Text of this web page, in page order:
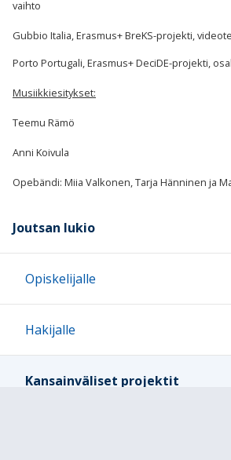
vaihto
Gubbio Italia, Erasmus+ BreKS-projekti,
Porto Portugali, Erasmus+ DeciDE-projekti,
Musiikkiesitykset:
Teemu Rämö
Anni Koivula
Opebändi: Miia Valkonen, Tarja Hänninen ja
Joutsan lukio
Opiskelijalle
Hakijalle
Kansainväliset projektit